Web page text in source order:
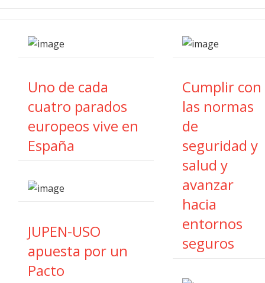
Uno de cada
cuatro parados
europeos vive en
España
JUPEN-USO
apuesta por un
Pacto
Cumplir con
las normas
de
seguridad y
salud y
avanzar
hacia
entornos
seguros